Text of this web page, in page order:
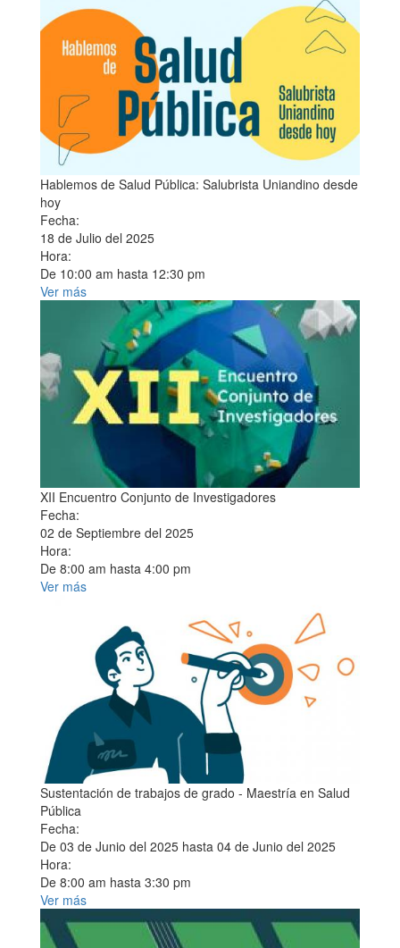
Hablemos de Salud Pública: Salubrista Uniandino desde
hoy
Fecha:
18 de Julio del 2025
Hora:
De 10:00 am hasta 12:30 pm
Ver más
XII Encuentro Conjunto de Investigadores
Fecha:
02 de Septiembre del 2025
Hora:
De 8:00 am hasta 4:00 pm
Ver más
Sustentación de trabajos de grado - Maestría en Salud
Pública
Fecha:
De 03 de Junio del 2025 hasta 04 de Junio del 2025
Hora:
De 8:00 am hasta 3:30 pm
Ver más